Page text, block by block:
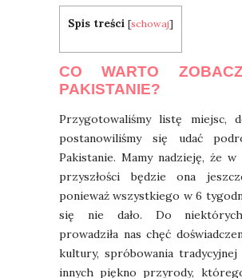
Spis treści [schowaj]
CO WARTO
PAKISTANIE?
Przygotowaliśmy listę miejsc,
postanowiliśmy się udać
Pakistanie. Mamy nadzieję, że w
przyszłości będzie ona
ponieważ wszystkiego w 6
się nie dało. Do
prowadziła nas chęć
kultury, spróbowania tradycyjnej
innych piękno przyrody,